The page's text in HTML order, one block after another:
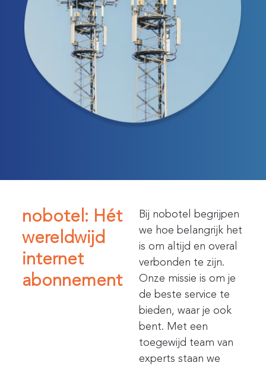
nobotel: Hét
wereldwijd
internet
abonnement
Bij nobotel begrijpen
we hoe belangrijk het
is om altijd en overal
verbonden te zijn.
Onze missie is om je
de beste service te
bieden, waar je ook
bent. Met een
toegewijd team van
experts staan we